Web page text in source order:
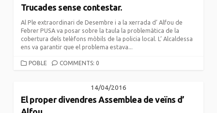
Trucades sense contestar.
Al Ple extraordinari de Desembre i a la xerrada d’ Alfou de
Febrer PUSA va posar sobre la taula la problemàtica de la
cobertura dels telèfons mòbils de la policia local. L’ Alcaldessa
ens va garantir que el problema estava...
CATEGORIES
POBLE COMMENTS: 0
14/04/2016
El proper divendres Assemblea de veïns d’